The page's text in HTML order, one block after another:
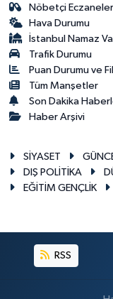
Nöbetçi Eczaneler
Hava Durumu
İstanbul Namaz
Trafik Durumu
Puan Durumu ve
Tüm Manşetler
Son Dakika
Haber Arşivi
SİYASET
DIŞ POLİTİKA
EĞİTİM GENÇLİK
RSS